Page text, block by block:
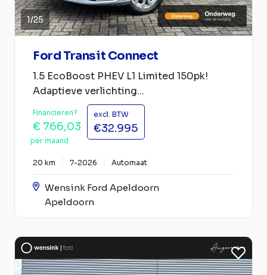
1/25
Ford Transit Connect
1.5 EcoBoost PHEV L1 Limited 150pk!
Adaptieve verlichting...
Financieren?
€ 766,03
per maand
excl. BTW
€32.995
20 km 7-2026 Automaat
Wensink Ford Apeldoorn
Apeldoorn